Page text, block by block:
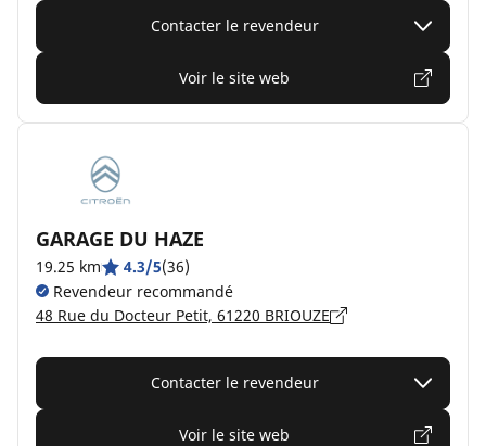
Contacter le revendeur
Voir le site web
GARAGE DU HAZE
19.25 km 4.3/5(36)
Revendeur recommandé
48 Rue du Docteur Petit, 61220 BRIOUZE
Contacter le revendeur
Voir le site web